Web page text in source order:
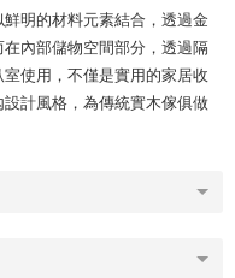
明的材料元素結合，透過金
內部儲物空間部分，透過隔
使用，不僅是實用的家居收
計風格，為傳統實木傢俱做